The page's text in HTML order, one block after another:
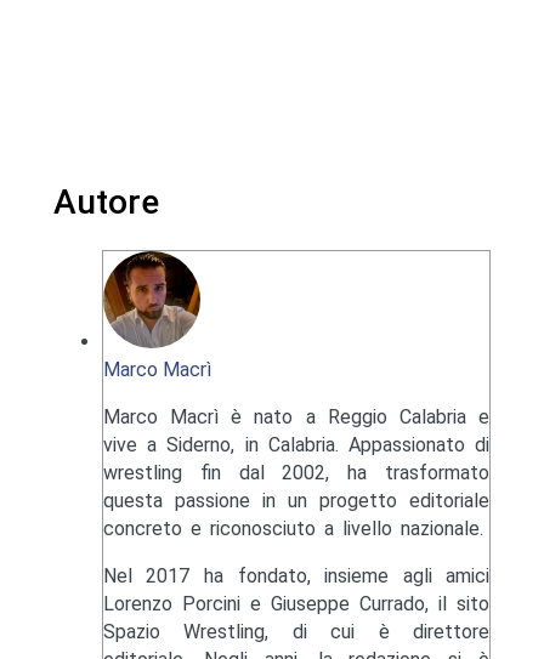
Autore
Marco Macrì
Marco Macrì è nato a Reggio Calabria e
vive a Siderno, in Calabria. Appassionato di
wrestling fin dal 2002, ha trasformato
questa passione in un progetto editoriale
concreto e riconosciuto a livello nazionale.
Nel 2017 ha fondato, insieme agli amici
Lorenzo Porcini e Giuseppe Currado, il sito
Spazio Wrestling, di cui è direttore